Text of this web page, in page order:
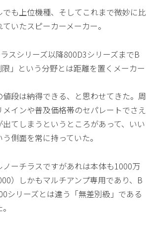
でも上位機種、そしてこれまで微妙に比
いたスピーカーメーカー。
スシリーズ以降800D3シリーズまでB
」という分野とは距離を置くメーカー
段は納得できる、と思わせてきた。周
インや普及価格帯のセパレートでさえ
てしまうというところがあって、いい
側面を常に持っていた。
ーチラスですがあれは本体も1000万
）しかもマルチアンプ専用であり、B
シリーズとは違う「無差別級」である